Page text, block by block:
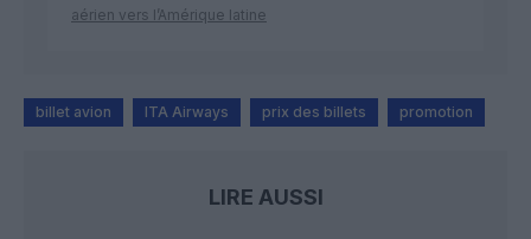
aérien vers l’Amérique latine
billet avion ITA Airways prix des billets promotion
LIRE AUSSI